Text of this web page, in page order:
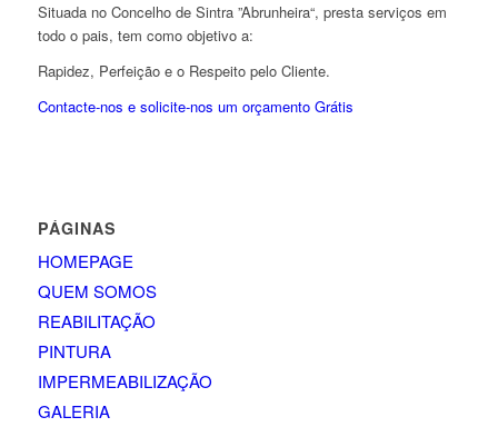
Situada no Concelho de Sintra ”Abrunheira“, presta serviços em
todo o pais, tem como objetivo a:
Rapidez, Perfeição e o Respeito pelo Cliente.
Contacte-nos e solicite-nos um orçamento Grátis
PÁGINAS
HOMEPAGE
QUEM SOMOS
REABILITAÇÃO
PINTURA
IMPERMEABILIZAÇÃO
GALERIA